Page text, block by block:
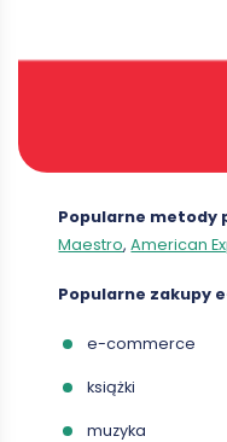
Popularne metody
Maestro,American
Popularne zakupy
e-commerce
książki
muzyka